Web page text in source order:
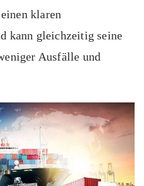
klaren
kann gleichzeitig seine
Ausfälle und